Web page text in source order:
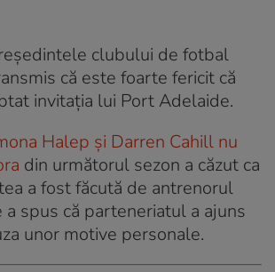
clubului de fotbal
că este foarte fericit că
invitația lui Port Adelaide.
Halep și Darren Cahill nu
din următorul sezon a căzut ca
a fost făcută de antrenorul
a spus că parteneriatul a ajuns
unor motive personale.